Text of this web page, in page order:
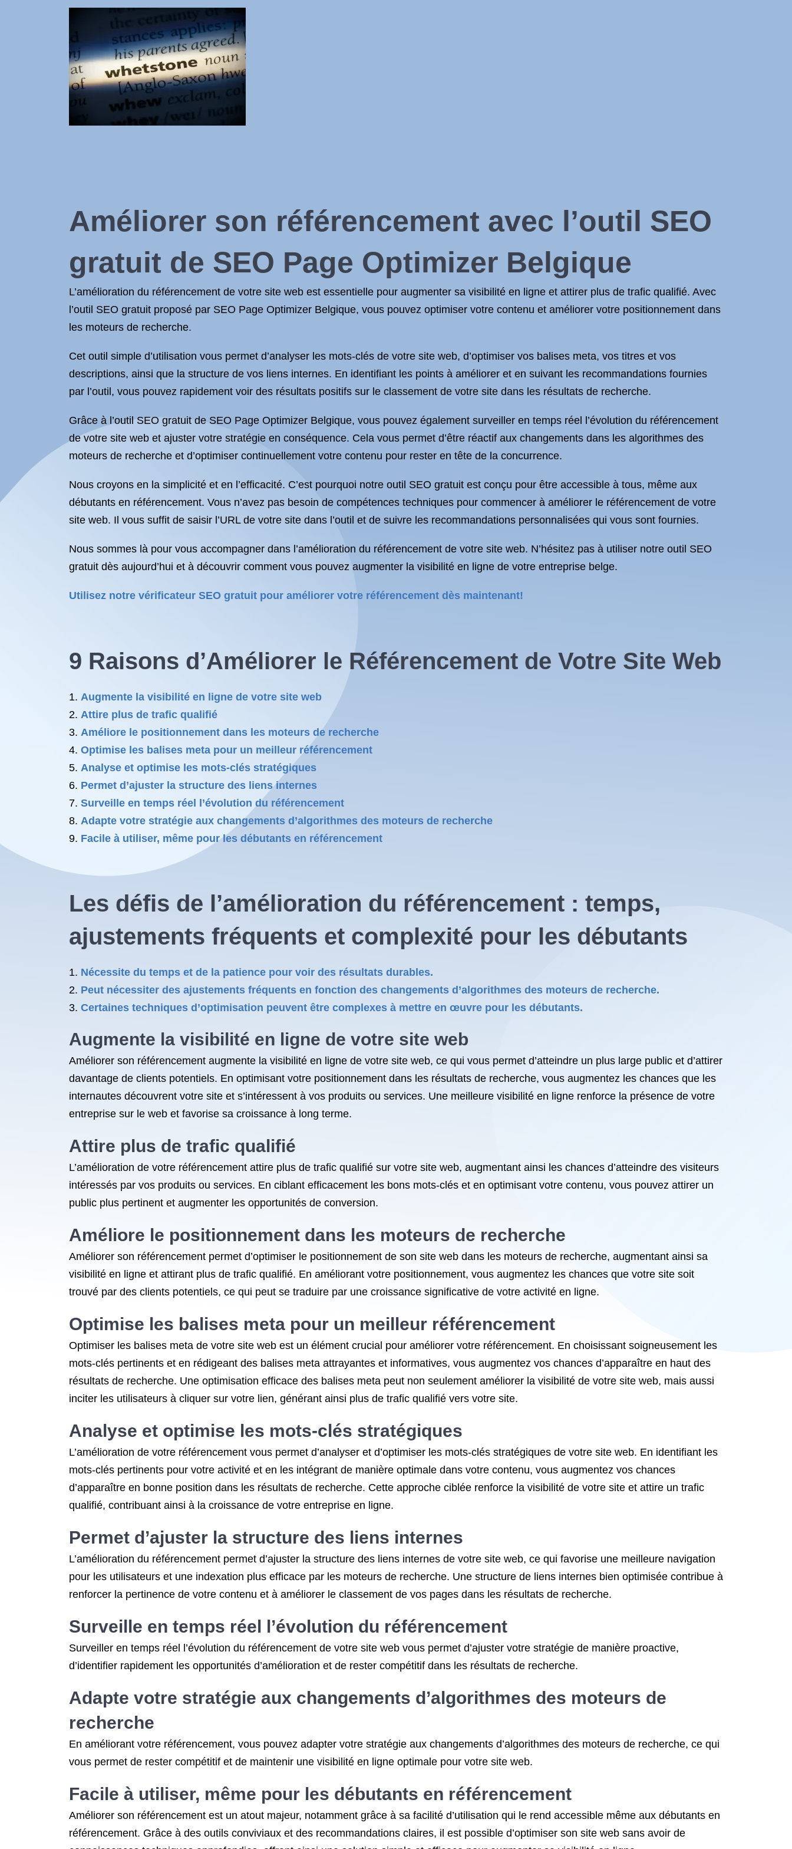
Améliorer son référencement avec l’outil SEO
gratuit de SEO Page Optimizer Belgique
L’amélioration du référencement de votre site web est essentielle pour augmenter sa visibilité en ligne et attirer plus de trafic qualifié. Avec
l’outil SEO gratuit proposé par SEO Page Optimizer Belgique, vous pouvez optimiser votre contenu et améliorer votre positionnement dans
les moteurs de recherche.
Cet outil simple d’utilisation vous permet d’analyser les mots-clés de votre site web, d’optimiser vos balises meta, vos titres et vos
descriptions, ainsi que la structure de vos liens internes. En identifiant les points à améliorer et en suivant les recommandations fournies
par l’outil, vous pouvez rapidement voir des résultats positifs sur le classement de votre site dans les résultats de recherche.
Grâce à l’outil SEO gratuit de SEO Page Optimizer Belgique, vous pouvez également surveiller en temps réel l’évolution du référencement
de votre site web et ajuster votre stratégie en conséquence. Cela vous permet d’être réactif aux changements dans les algorithmes des
moteurs de recherche et d’optimiser continuellement votre contenu pour rester en tête de la concurrence.
Nous croyons en la simplicité et en l’efficacité. C’est pourquoi notre outil SEO gratuit est conçu pour être accessible à tous, même aux
débutants en référencement. Vous n’avez pas besoin de compétences techniques pour commencer à améliorer le référencement de votre
site web. Il vous suffit de saisir l’URL de votre site dans l’outil et de suivre les recommandations personnalisées qui vous sont fournies.
Nous sommes là pour vous accompagner dans l’amélioration du référencement de votre site web. N’hésitez pas à utiliser notre outil SEO
gratuit dès aujourd’hui et à découvrir comment vous pouvez augmenter la visibilité en ligne de votre entreprise belge.
Utilisez notre vérificateur SEO gratuit pour améliorer votre référencement dès maintenant!
9 Raisons d’Améliorer le Référencement de Votre Site Web
Augmente la visibilité en ligne de votre site web
Attire plus de trafic qualifié
Améliore le positionnement dans les moteurs de recherche
Optimise les balises meta pour un meilleur référencement
Analyse et optimise les mots-clés stratégiques
Permet d’ajuster la structure des liens internes
Surveille en temps réel l’évolution du référencement
Adapte votre stratégie aux changements d’algorithmes des moteurs de recherche
Facile à utiliser, même pour les débutants en référencement
Les défis de l’amélioration du référencement : temps,
ajustements fréquents et complexité pour les débutants
Nécessite du temps et de la patience pour voir des résultats durables.
Peut nécessiter des ajustements fréquents en fonction des changements d’algorithmes des moteurs de recherche.
Certaines techniques d’optimisation peuvent être complexes à mettre en œuvre pour les débutants.
Augmente la visibilité en ligne de votre site web
Améliorer son référencement augmente la visibilité en ligne de votre site web, ce qui vous permet d’atteindre un plus large public et d’attirer
davantage de clients potentiels. En optimisant votre positionnement dans les résultats de recherche, vous augmentez les chances que les
internautes découvrent votre site et s’intéressent à vos produits ou services. Une meilleure visibilité en ligne renforce la présence de votre
entreprise sur le web et favorise sa croissance à long terme.
Attire plus de trafic qualifié
L’amélioration de votre référencement attire plus de trafic qualifié sur votre site web, augmentant ainsi les chances d’atteindre des visiteurs
intéressés par vos produits ou services. En ciblant efficacement les bons mots-clés et en optimisant votre contenu, vous pouvez attirer un
public plus pertinent et augmenter les opportunités de conversion.
Améliore le positionnement dans les moteurs de recherche
Améliorer son référencement permet d’optimiser le positionnement de son site web dans les moteurs de recherche, augmentant ainsi sa
visibilité en ligne et attirant plus de trafic qualifié. En améliorant votre positionnement, vous augmentez les chances que votre site soit
trouvé par des clients potentiels, ce qui peut se traduire par une croissance significative de votre activité en ligne.
Optimise les balises meta pour un meilleur référencement
Optimiser les balises meta de votre site web est un élément crucial pour améliorer votre référencement. En choisissant soigneusement les
mots-clés pertinents et en rédigeant des balises meta attrayantes et informatives, vous augmentez vos chances d’apparaître en haut des
résultats de recherche. Une optimisation efficace des balises meta peut non seulement améliorer la visibilité de votre site web, mais aussi
inciter les utilisateurs à cliquer sur votre lien, générant ainsi plus de trafic qualifié vers votre site.
Analyse et optimise les mots-clés stratégiques
L’amélioration de votre référencement vous permet d’analyser et d’optimiser les mots-clés stratégiques de votre site web. En identifiant les
mots-clés pertinents pour votre activité et en les intégrant de manière optimale dans votre contenu, vous augmentez vos chances
d’apparaître en bonne position dans les résultats de recherche. Cette approche ciblée renforce la visibilité de votre site et attire un trafic
qualifié, contribuant ainsi à la croissance de votre entreprise en ligne.
Permet d’ajuster la structure des liens internes
L’amélioration du référencement permet d’ajuster la structure des liens internes de votre site web, ce qui favorise une meilleure navigation
pour les utilisateurs et une indexation plus efficace par les moteurs de recherche. Une structure de liens internes bien optimisée contribue à
renforcer la pertinence de votre contenu et à améliorer le classement de vos pages dans les résultats de recherche.
Surveille en temps réel l’évolution du référencement
Surveiller en temps réel l’évolution du référencement de votre site web vous permet d’ajuster votre stratégie de manière proactive,
d’identifier rapidement les opportunités d’amélioration et de rester compétitif dans les résultats de recherche.
Adapte votre stratégie aux changements d’algorithmes des moteurs de
recherche
En améliorant votre référencement, vous pouvez adapter votre stratégie aux changements d’algorithmes des moteurs de recherche, ce qui
vous permet de rester compétitif et de maintenir une visibilité en ligne optimale pour votre site web.
Facile à utiliser, même pour les débutants en référencement
Améliorer son référencement est un atout majeur, notamment grâce à sa facilité d’utilisation qui le rend accessible même aux débutants en
référencement. Grâce à des outils conviviaux et des recommandations claires, il est possible d’optimiser son site web sans avoir de